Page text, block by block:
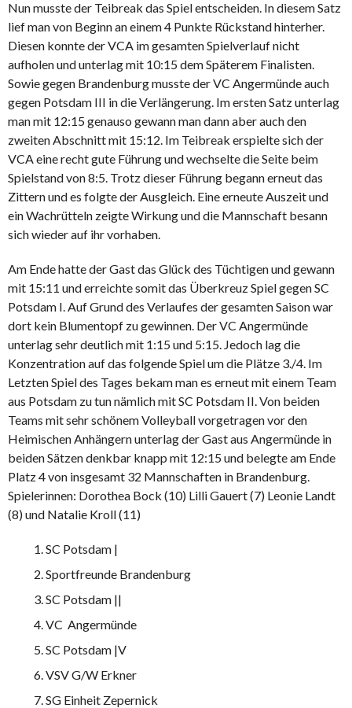
Nun musste der Teibreak das Spiel entscheiden. In diesem Satz
lief man von Beginn an einem 4 Punkte Rückstand hinterher.
Diesen konnte der VCA im gesamten Spielverlauf nicht
aufholen und unterlag mit 10:15 dem Späterem Finalisten.
Sowie gegen Brandenburg musste der VC Angermünde auch
gegen Potsdam III in die Verlängerung. Im ersten Satz unterlag
man mit 12:15 genauso gewann man dann aber auch den
zweiten Abschnitt mit 15:12. Im Teibreak erspielte sich der
VCA eine recht gute Führung und wechselte die Seite beim
Spielstand von 8:5. Trotz dieser Führung begann erneut das
Zittern und es folgte der Ausgleich. Eine erneute Auszeit und
ein Wachrütteln zeigte Wirkung und die Mannschaft besann
sich wieder auf ihr vorhaben.
Am Ende hatte der Gast das Glück des Tüchtigen und gewann
mit 15:11 und erreichte somit das Überkreuz Spiel gegen SC
Potsdam I. Auf Grund des Verlaufes der gesamten Saison war
dort kein Blumentopf zu gewinnen. Der VC Angermünde
unterlag sehr deutlich mit 1:15 und 5:15. Jedoch lag die
Konzentration auf das folgende Spiel um die Plätze 3./4. Im
Letzten Spiel des Tages bekam man es erneut mit einem Team
aus Potsdam zu tun nämlich mit SC Potsdam II. Von beiden
Teams mit sehr schönem Volleyball vorgetragen vor den
Heimischen Anhängern unterlag der Gast aus Angermünde in
beiden Sätzen denkbar knapp mit 12:15 und belegte am Ende
Platz 4 von insgesamt 32 Mannschaften in Brandenburg.
Spielerinnen: Dorothea Bock (10) Lilli Gauert (7) Leonie Landt
(8) und Natalie Kroll (11)
SC Potsdam |
Sportfreunde Brandenburg
SC Potsdam ||
VC Angermünde
SC Potsdam |V
VSV G/W Erkner
SG Einheit Zepernick